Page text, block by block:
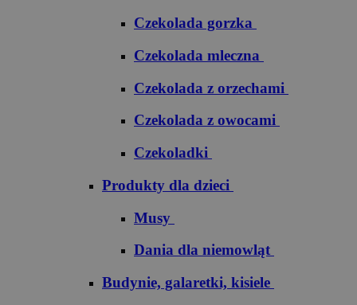
Czekolada gorzka
Czekolada mleczna
Czekolada z orzechami
Czekolada z owocami
Czekoladki
Produkty dla dzieci
Musy
Dania dla niemowląt
Budynie, galaretki, kisiele